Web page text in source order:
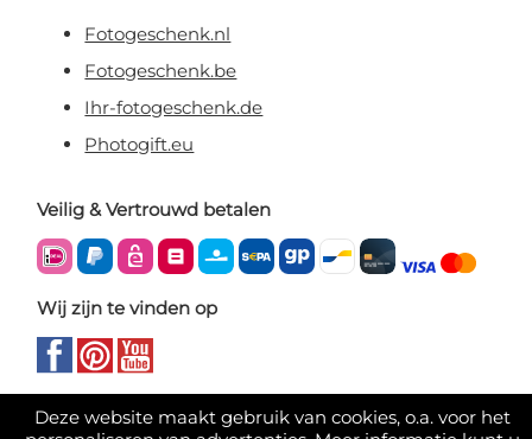
Deze website maakt gebruik van cookies, o.a. voor het
Fotogeschenk.nl
Fotogeschenk.be
Ihr-fotogeschenk.de
Photogift.eu
Veilig & Vertrouwd betalen
Wij zijn te vinden op